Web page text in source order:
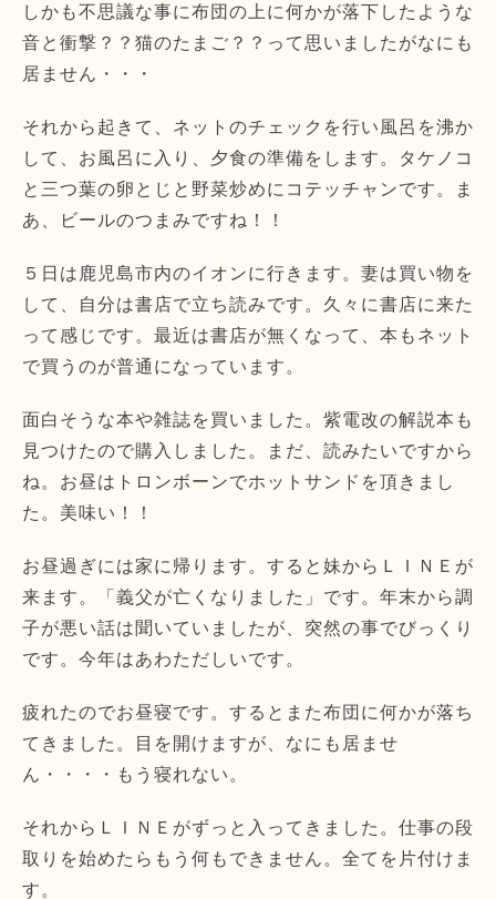
しかも不思議な事に布団の上に何かが落下したような
音と衝撃？？猫のたまご？？って思いましたがなにも
居ません・・・
それから起きて、ネットのチェックを行い風呂を沸か
して、お風呂に入り、夕食の準備をします。タケノコ
と三つ葉の卵とじと野菜炒めにコテッチャンです。ま
あ、ビールのつまみですね！！
５日は鹿児島市内のイオンに行きます。妻は買い物を
して、自分は書店で立ち読みです。久々に書店に来た
って感じです。最近は書店が無くなって、本もネット
で買うのが普通になっています。
面白そうな本や雑誌を買いました。紫電改の解説本も
見つけたので購入しました。まだ、読みたいですから
ね。お昼はトロンボーンでホットサンドを頂きまし
た。美味い！！
お昼過ぎには家に帰ります。すると妹からＬＩＮＥが
来ます。「義父が亡くなりました」です。年末から調
子が悪い話は聞いていましたが、突然の事でびっくり
です。今年はあわただしいです。
疲れたのでお昼寝です。するとまた布団に何かが落ち
てきました。目を開けますが、なにも居ませ
ん・・・・もう寝れない。
それからＬＩＮＥがずっと入ってきました。仕事の段
取りを始めたらもう何もできません。全てを片付けま
す。